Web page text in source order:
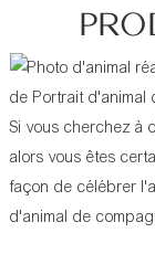
Si vous cherchez à
alors vous êtes
façon de célébrer
d'animal de